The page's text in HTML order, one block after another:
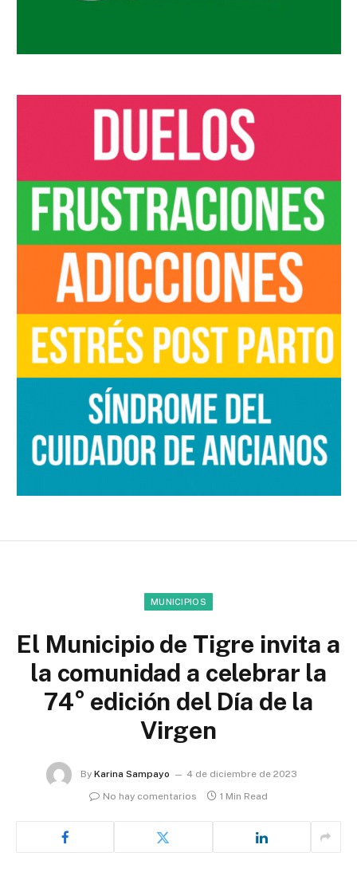
MUNICIPIOS
El Municipio de Tigre invita a
la comunidad a celebrar la
74° edición del Día de la
Virgen
By Karina Sampayo
4 de diciembre de 2023
No hay comentarios
1 Min Read